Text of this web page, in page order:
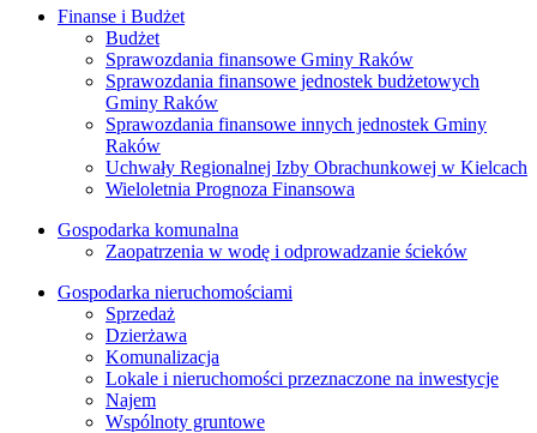
Finanse i Budżet
Budżet
Sprawozdania finansowe Gminy Raków
Sprawozdania finansowe jednostek budżetowych
Gminy Raków
Sprawozdania finansowe innych jednostek Gminy
Raków
Uchwały Regionalnej Izby Obrachunkowej w Kielcach
Wieloletnia Prognoza Finansowa
Gospodarka komunalna
Zaopatrzenia w wodę i odprowadzanie ścieków
Gospodarka nieruchomościami
Sprzedaż
Dzierżawa
Komunalizacja
Lokale i nieruchomości przeznaczone na inwestycje
Najem
Wspólnoty gruntowe